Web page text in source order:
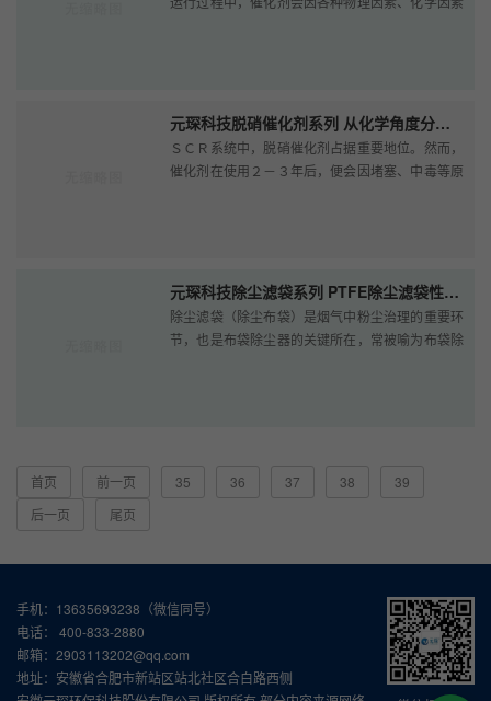
元琛科技脱硝催化剂系列 从化学角度分析催化剂失效及其应对策略
ＳＣＲ系统中，脱硝催化剂占据重要地位。然而，
催化剂在使用２－３年后，便会因堵塞、中毒等原
元琛科技除尘滤袋系列 PTFE除尘滤袋性能介绍
除尘滤袋（除尘布袋）是烟气中粉尘治理的重要环
节，也是布袋除尘器的关键所在，常被喻为布袋除
首页 前一页 35 36 37 38
39
后一页
尾页
手机：13635693238（微信同号）
电话： 400-833-2880
邮箱：2903113202@qq.com
地址：安徽省合肥市新站区站北社区合白路西侧